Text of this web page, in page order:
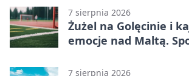
7 sierpnia 2026
Żużel na Golęcinie i
emocje nad Maltą.
7 sierpnia 2026